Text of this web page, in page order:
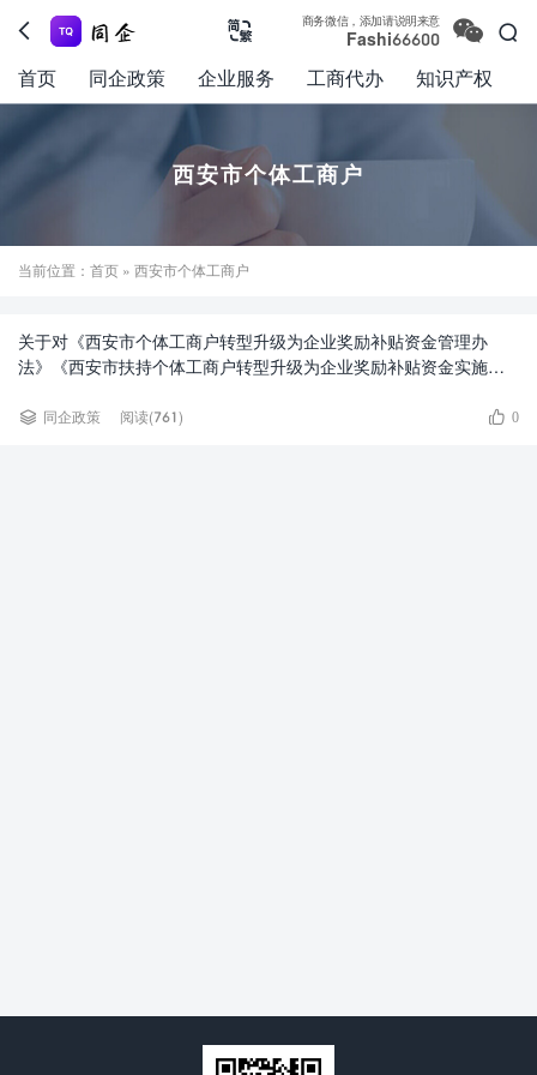
 
商务微信，添加请说明来意
Fashi66600 

首页 同企政策 企业服务 工商代办 知识产权
西安市个体工商户
当前位置： 首页 » 西安市个体工商户
关于对《西安市个体工商户转型升级为企业奖励补贴资金管理办
法》《西安市扶持个体工商户转型升级为企业奖励补贴资金实施细
 同企政策 阅读(761)  0